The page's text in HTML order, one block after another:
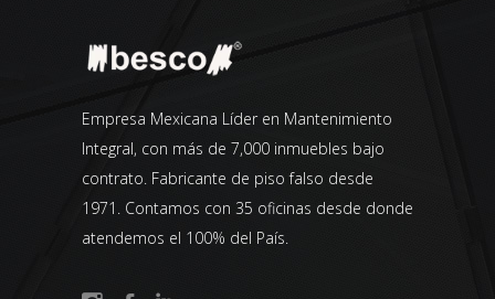
Empresa Mexicana Líder en Mantenimiento
Integral, con más de 7,000 inmuebles bajo
contrato. Fabricante de piso falso desde
1971. Contamos con 35 oficinas desde donde
atendemos el 100% del País.